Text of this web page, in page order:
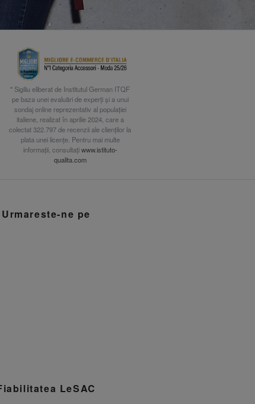
* Sigiliu eliberat de Institutul German ITQF
pe baza unei evaluări de experți și a unui
sondaj online reprezentativ al populației
italiene, realizat în aprilie 2024, care a
colectat 322.797 de recenzii ale clienților la
plata unei licențe. Pentru mai multe
informații, consultațiwww.istituto-
qualita.com
Urmareste-ne pe
LeSAC